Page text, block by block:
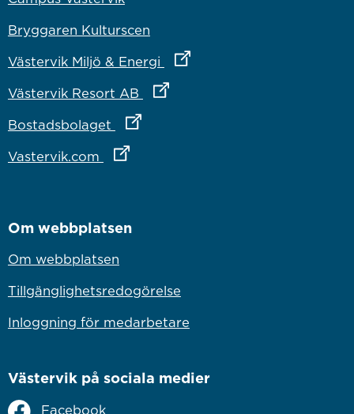
Bryggaren Kulturscen
Västervik Miljö & Energi
Länk till annan webbplats
Västervik Resort AB Länk till annan webbplats
Bostadsbolaget Länk till annan webbplats
Vastervik.com Länk till annan webbplats
Om webbplatsen
Om webbplatsen
Tillgänglighetsredogörelse
Inloggning för medarbetare
Västervik på sociala medier
Facebook